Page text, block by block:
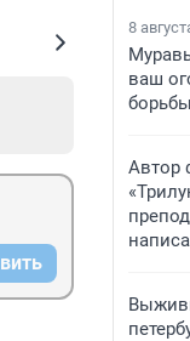
8
ваш
Автор